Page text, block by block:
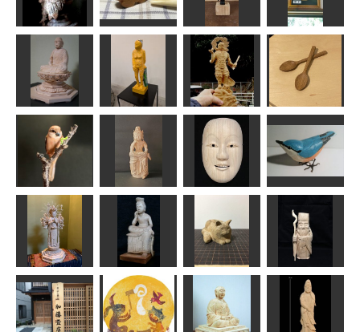
能面
内藤 武宝
ザトウくん
矢野っち
吉祥天像
みっちゃん
布袋様
俊造
天女像
sigesama
カバ
RinRin
烏合の衆
のりお
野干
内藤武宝
阿弥陀如来坐
像
ラッキー
Day Dream
Bellever 彼…
のりお
持国天
sigesama
カレースプー
ン
えらむ
モズの雌
MINI
半跏思像惟像
Issay
童子
msuganuma
ゴジュウカラ
あらやん
千手観音菩薩
像
弥勒菩薩 香箱長毛猫 寿老人